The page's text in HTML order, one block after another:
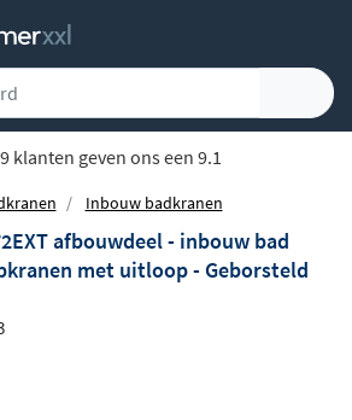
klanten geven ons een 9.1
Inbouw badkranen
afbouwdeel - inbouw bad
met uitloop - Geborsteld